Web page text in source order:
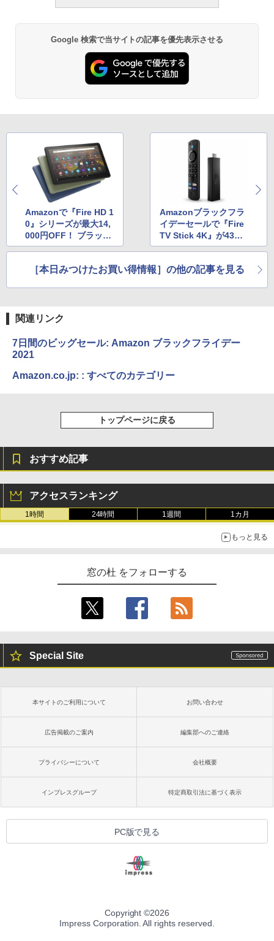
Google 検索で当サイトの記事を優先表示させる
Amazonで『Fire HD 1
0』シリーズが最大14,
000円OFF！ ブラック
フライデーセール開催
Amazonブラックフラ
イデーセールで『Fire
TV Stick 4K』が43％
OFFの3,980円！
［本日みつけたお買い得情報］の他の記事を見る
関連リンク
7日間のビッグセール: Amazon ブラックフライデー
2021
Amazon.co.jp: : すべてのカテゴリー
トップページに戻る
おすすめ記事
アクセスランキング
1時間 24時間 1週間 1カ月
もっと見る
窓の杜 をフォローする
Special Site
本サイトのご利用について お問い合わせ
広告掲載のご案内 編集部へのご連絡
プライバシーについて 会社概要
インプレスグループ 特定商取引法に基づく表示
PC版で見る
Copyright ©2026
Impress Corporation. All rights reserved.